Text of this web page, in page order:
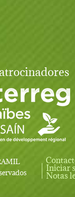
User
Iniciar
Notas